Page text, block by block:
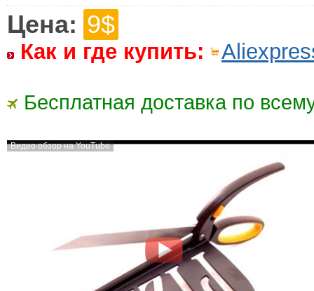
Цена: 9$
Как и где купить:
Бесплатная доставка по
Видео обзор на YouTube